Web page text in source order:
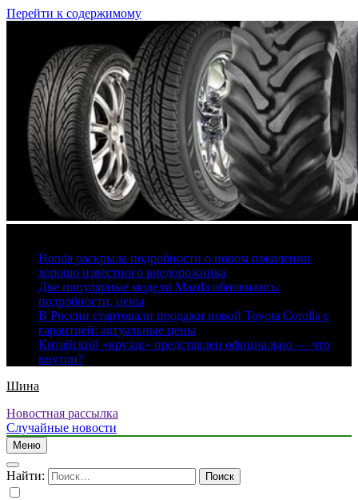
Перейти к содержимому
Honda раскрыла подробности о новом поколении
хорошо известного внедорожника
Две популярные модели Mazda обновились:
подробности, цены
В России стартовали продажи новой Toyota Corolla с
гарантией: актуальные цены
Китайский «крузак» представлен официально — что
внутри?
Шина
Новостная рассылка
Случайные новости
Меню
Найти: